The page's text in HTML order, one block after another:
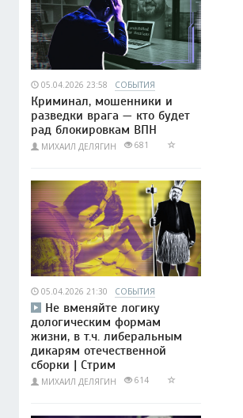
05.04.2026 23:58 СОБЫТИЯ
Криминал, мошенники и
разведки врага — кто будет
рад блокировкам ВПН
МИХАИЛ ДЕЛЯГИН 681
05.04.2026 21:30 СОБЫТИЯ
Не вменяйте логику
дологическим формам
жизни, в т.ч. либеральным
дикарям отечественной
сборки | Стрим
МИХАИЛ ДЕЛЯГИН 614